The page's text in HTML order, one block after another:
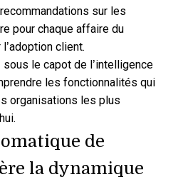
sur les
pour chaque affaire du
client.
le capot de l’intelligence
les fonctionnalités qui
organisations les plus
de
la dynamique